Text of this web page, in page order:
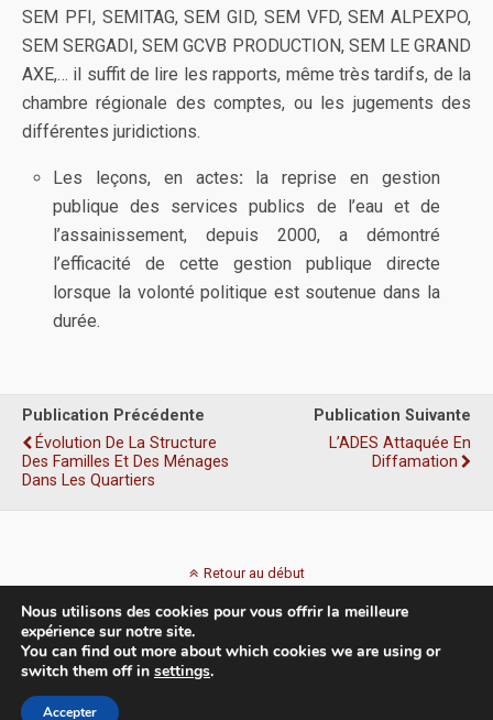
SEM PFI, SEMITAG, SEM GID, SEM VFD, SEM ALPEXPO,
SEM SERGADI, SEM GCVB PRODUCTION, SEM LE GRAND
AXE,… il suffit de lire les rapports, même très tardifs, de la
chambre régionale des comptes, ou les jugements des
différentes juridictions.
Les leçons, en actes: la reprise en gestion
publique des services publics de l’eau et de
l’assainissement, depuis 2000, a démontré
l’efficacité de cette gestion publique directe
lorsque la volonté politique est soutenue dans la
durée.
Publication Précédente
Évolution De La Structure
Des Familles Et Des Ménages
Dans Les Quartiers
Publication Suivante
L’ADES Attaquée En
Diffamation
Retour au début
Mobile
Nous utilisons des cookies pour vous offrir la meilleure
expérience sur notre site.
You can find out more about which cookies we are using or
switch them off in settings.
Accepter